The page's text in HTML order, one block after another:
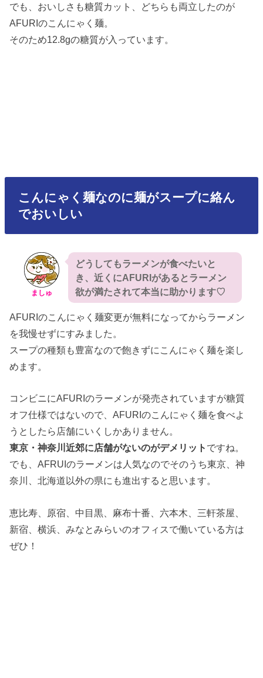
でも、おいしさも糖質カット、どちらも両立したのが
AFURIのこんにゃく麺。
そのため12.8gの糖質が入っています。
こんにゃく麺なのに麺がスープに絡ん
でおいしい
ましゅ
どうしてもラーメンが食べたいと
き、近くにAFURIがあるとラーメン
欲が満たされて本当に助かります♡
AFURIのこんにゃく麺変更が無料になってからラーメン
を我慢せずにすみました。
スープの種類も豊富なので飽きずにこんにゃく麺を楽し
めます。
コンビニにAFURIのラーメンが発売されていますが糖質
オフ仕様ではないので、AFURIのこんにゃく麺を食べよ
うとしたら店舗にいくしかありません。
東京・神奈川近郊に店舗がないのがデメリット ですね。
でも、AFRUIのラーメンは人気なのでそのうち東京、神
奈川、北海道以外の県にも進出すると思います。
恵比寿、原宿、中目黒、麻布十番、六本木、三軒茶屋、
新宿、横浜、みなとみらいのオフィスで働いている方は
ぜひ！